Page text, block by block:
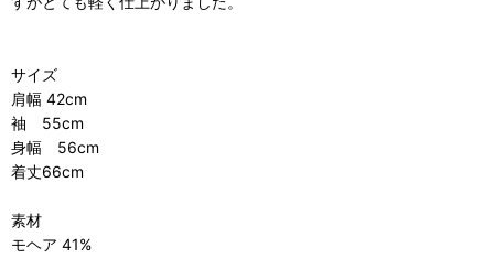
サイズ
肩幅 42cm
袖 55cm
身幅 56cm
着丈66cm
素材
モヘア 41%